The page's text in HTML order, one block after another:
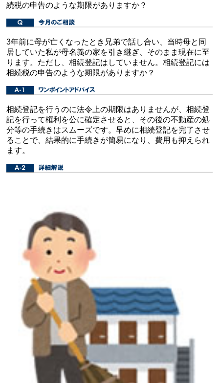
続税の申告のような期限がありますか？
3年前に母が亡くなったとき兄弟で話し合い、当時母と同
居していた私が母名義の家を引き継ぎ、そのまま現在に至
ります。ただし、相続登記はしていません。相続登記には
相続税の申告のような期限がありますか？
相続登記を行うのに法令上の期限はありませんが、相続登
記を行って権利を公に確定させると、その後の不動産の処
分等の手続きはスムーズです。早めに相続登記を完了させ
ることで、結果的に手続きが簡易になり、費用も抑えられ
ます。